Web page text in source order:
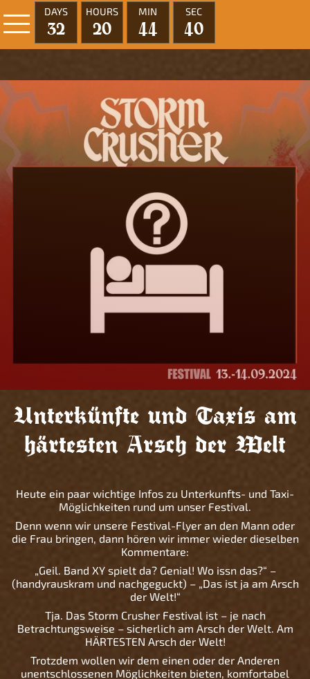
DAYS
32
HOURS
20
MIN
44
SEC
38
Unterkünfte und Taxis am
härtesten Arsch der Welt
Heute ein paar wichtige Infos zu Unterkunfts- und Taxi-
Möglichkeiten rund um unser Festival.
Denn wenn wir unsere Festival-Flyer an den Mann oder
die Frau bringen, dann hören wir immer wieder dieselben
Kommentare:
„Geil. Band XY spielt da? Genial! Wo issn das?“ –
(handyrauskram und nachgeguckt) – „Das ist ja am Arsch
der Welt!“
Tja. Das Storm Crusher Festival ist – je nach
Betrachtungsweise – sicherlich am Arsch der Welt. Am
HÄRTESTEN Arsch der Welt!
Trotzdem wollen wir dem einen oder der Anderen
unentschlossenen Möglichkeiten bieten, komfortabel